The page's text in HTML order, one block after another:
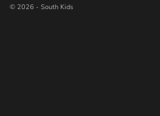
© 2026 - South Kids